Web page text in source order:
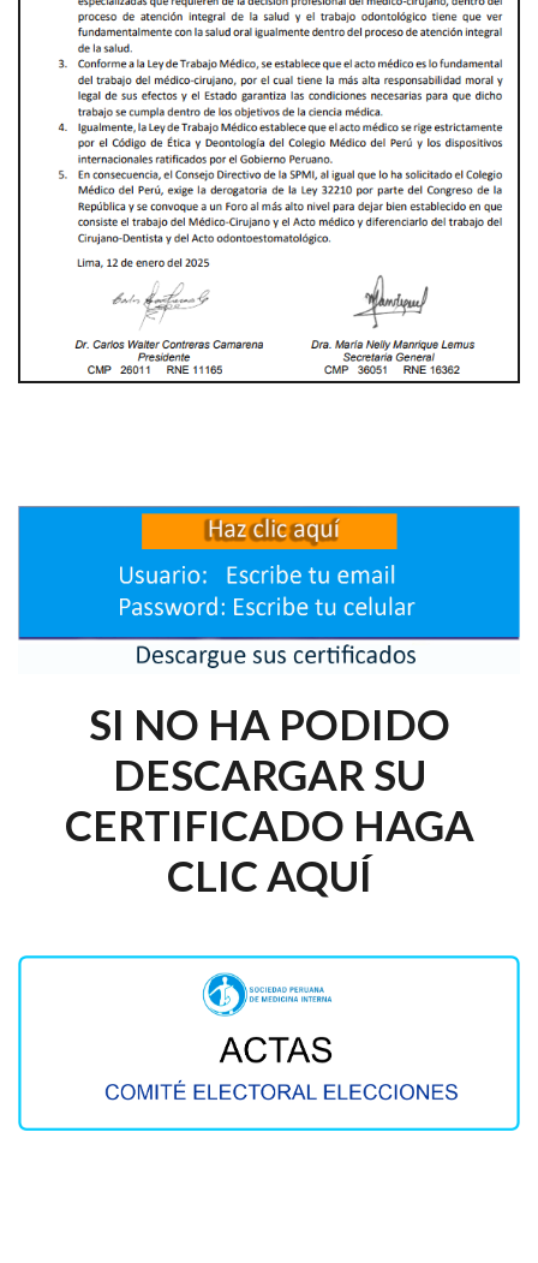
SI NO HA PODIDO
DESCARGAR SU
CERTIFICADO HAGA
CLIC AQUÍ